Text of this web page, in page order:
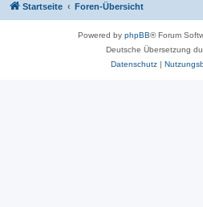
Startseite Foren-Übersicht
Powered by phpBB® Forum
Deutsche Übersetzung
Datenschutz|